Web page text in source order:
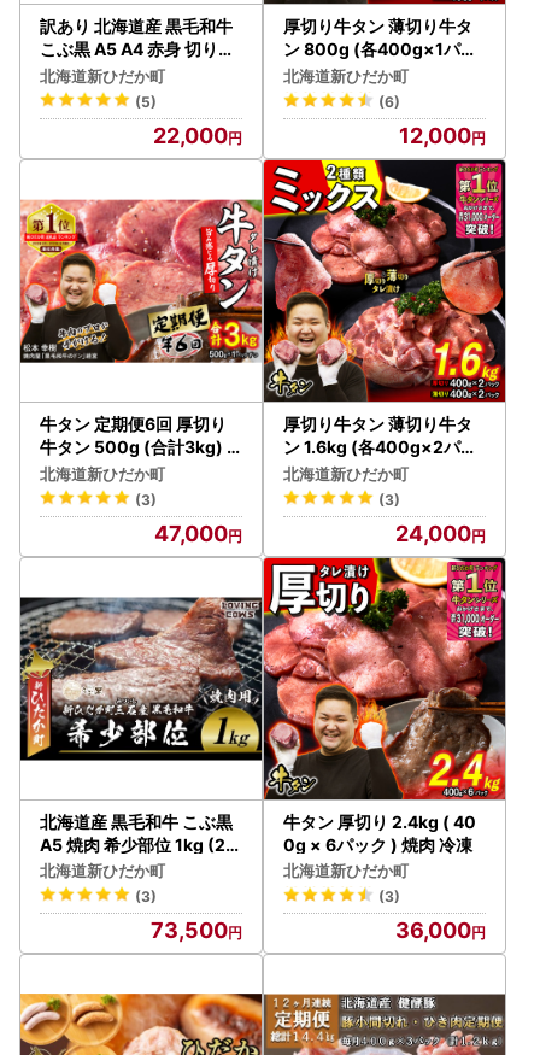
訳あり 北海道産 黒毛和牛
こぶ黒 A5 A4 赤身 切り落
とし 計 1kg (500g×2パッ
ク)
北海道新ひだか町
(5)
22,000
厚切り牛タン 薄切り牛タ
ン 800g (各400g×1パッ
ク) セット 焼肉 冷凍
北海道新ひだか町
(6)
12,000
牛タン 定期便6回 厚切り
牛タン 500g (合計3kg)
冷凍
北海道新ひだか町
(3)
47,000
厚切り牛タン 薄切り牛タ
ン 1.6kg (各400g×2パッ
ク) セット 焼肉 冷凍
北海道新ひだか町
(3)
24,000
北海道産 黒毛和牛 こぶ黒
A5 焼肉 希少部位 1kg (2種
類 500g×2パック) ＜ LC
＞
北海道新ひだか町
(3)
73,500
牛タン 厚切り 2.4kg ( 40
0g × 6パック ) 焼肉 冷凍
北海道新ひだか町
(3)
36,000